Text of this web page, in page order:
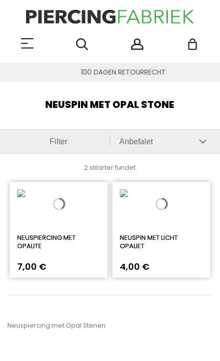
100 DAGEN RETOURRECHT
NEUSPIN MET OPAL STONE
Filter
2 stilarter fundet
NEUSPIERCING MET
OPALITE
7,00 €
NEUSPIN MET LICHT
OPALIET
4,00 €
Neuspiercing met Opal Stenen